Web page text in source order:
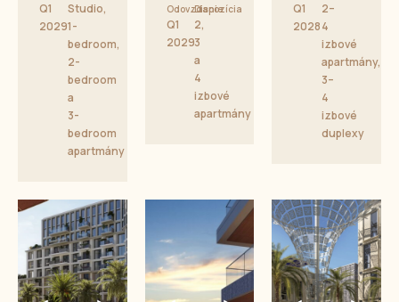
Q1
2029
Studio,
1-
bedroom,
2-
bedroom
a
3-
bedroom
apartmány
Odovzdanie
Q1
2029
Dispozícia
2,
3
a
4
izbové
apartmány
Q1
2028
2–
4
izbové
apartmány,
3–
4
izbové
duplexy